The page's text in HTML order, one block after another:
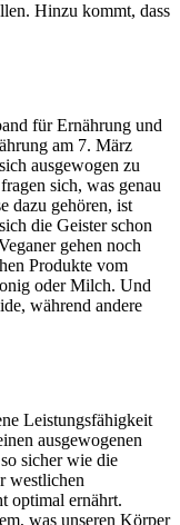
Hinzu kommt, dass
für Ernährung und
am 7. März
ausgewogen zu
sich, was genau
dazu gehören, ist
die Geister schon
gehen noch
Produkte vom
oder Milch. Und
während andere
Leistungsfähigkeit
ausgewogenen
sicher wie die
westlichen
optimal ernährt.
was unseren Körper